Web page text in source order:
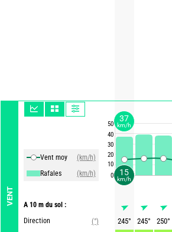
VENT
Vent moy
(km/h)
Rafales
(km/h)
A 10 m du sol :
Direction
(°)
50
40
30
20
10
0
245° 245° 250°
15
km/h
37
km/h